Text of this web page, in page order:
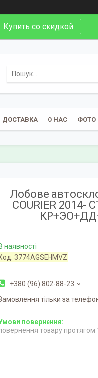
Купить со скидкой
ДОСТАВКА О НАС ФОТО
Лобове
COURIER 2014-
В наявності
Код:3774AGSEHMVZ
+380 (96) 802-88-23
тільки за
товару протягом